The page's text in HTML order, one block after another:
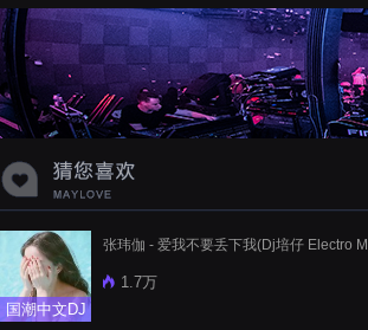
蝉爸爸妈妈爱存在夏天的风是想你的
声音啊
国潮中文DJ
张玮伽 - 爱我不要丢下我(Dj培仔 Electro
1.7万